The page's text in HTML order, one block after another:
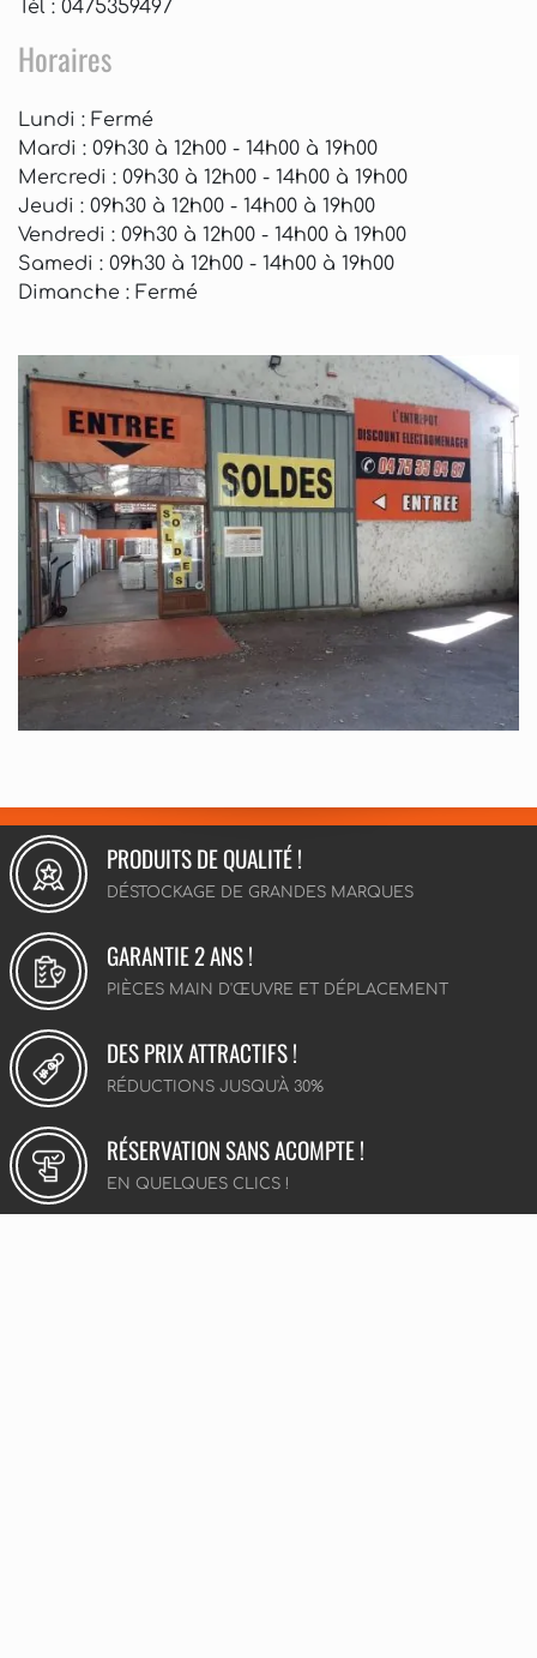
Tél : 0475359497
Horaires
Lundi : Fermé
Mardi : 09h30 à 12h00 - 14h00 à 19h00
Mercredi : 09h30 à 12h00 - 14h00 à 19h00
Jeudi : 09h30 à 12h00 - 14h00 à 19h00
Vendredi : 09h30 à 12h00 - 14h00 à 19h00
Samedi : 09h30 à 12h00 - 14h00 à 19h00
Dimanche : Fermé
PRODUITS DE QUALITÉ !
DÉSTOCKAGE DE GRANDES MARQUES
GARANTIE 2 ANS !
PIÈCES MAIN D'ŒUVRE ET DÉPLACEMENT
DES PRIX ATTRACTIFS !
RÉDUCTIONS JUSQU'À 30%
RÉSERVATION SANS ACOMPTE !
EN QUELQUES CLICS !